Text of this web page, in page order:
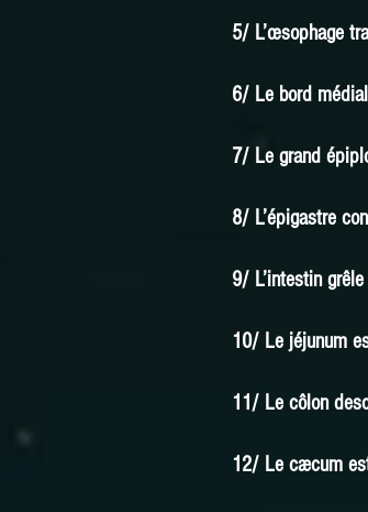
5/ L’œsophage
6/ Le bord
7/ Le grand
8/ L’épigastre
9/ L’intestin
10/ Le jéjunum
11/ Le côlon
12/ Le cæcum